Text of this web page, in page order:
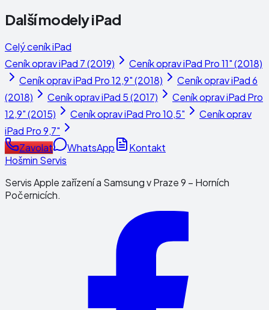
Další modelyiPad
Celý ceníkiPad
Ceník opraviPad 7 (2019) Ceník opraviPad Pro 11" (2018)
Ceník opraviPad Pro 12,9" (2018) Ceník opraviPad 6
(2018)
Ceník opraviPad 5 (2017) Ceník opraviPad Pro
12,9" (2015)
Ceník opraviPad Pro 10,5"
Ceník oprav
iPad Pro 9,7"
Zavolat
WhatsApp
Kontakt
Hošmin Servis
Servis Apple zařízení a Samsung v Praze 9 – Horních
Počernicích.